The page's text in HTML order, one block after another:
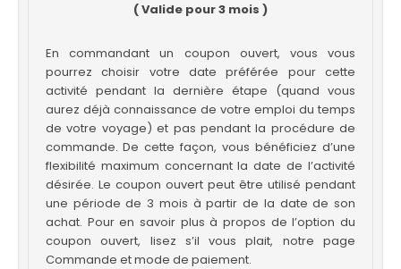
( Valide pour 3 mois )
En commandant un coupon ouvert, vous vous
pourrez choisir votre date préférée pour cette
activité pendant la dernière étape (quand vous
aurez déjà connaissance de votre emploi du temps
de votre voyage) et pas pendant la procédure de
commande. De cette façon, vous bénéficiez d’une
flexibilité maximum concernant la date de l’activité
désirée. Le coupon ouvert peut être utilisé pendant
une période de 3 mois à partir de la date de son
achat. Pour en savoir plus à propos de l’option du
coupon ouvert, lisez s’il vous plait, notre page
Commande et mode de paiement.